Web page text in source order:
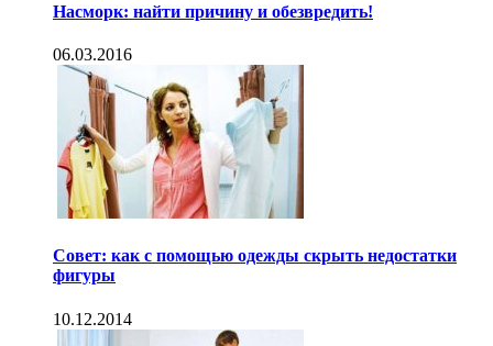
Насморк: найти причину и обезвредить!
06.03.2016
Совет: как с помощью одежды скрыть недостатки
фигуры
10.12.2014